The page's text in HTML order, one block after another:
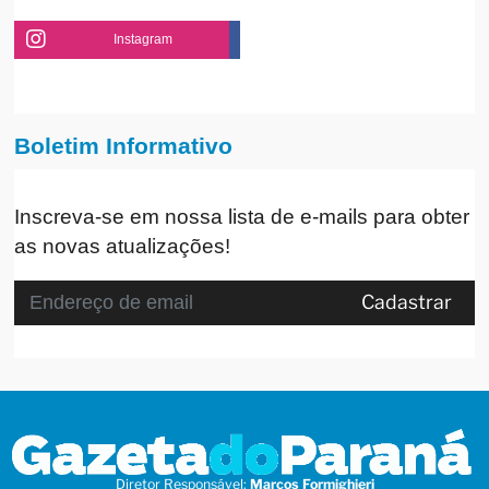
Instagram
Boletim Informativo
Inscreva-se em nossa lista de e-mails para obter
as novas atualizações!
Cadastrar
Diretor Responsável: Marcos Formighieri